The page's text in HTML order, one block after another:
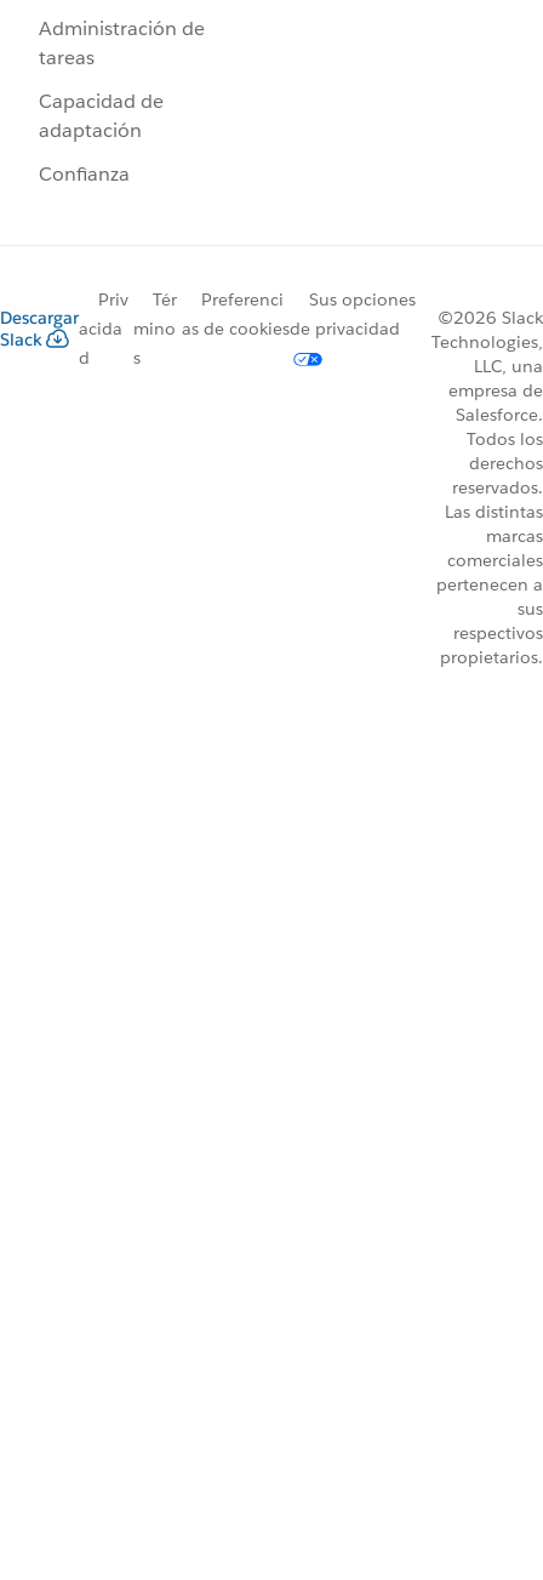
Administración de
tareas
Capacidad de
adaptación
Confianza
Descargar
Slack
Priv
acida
d
Tér
mino
s
Preferenci
as de cookies
Sus opciones
de privacidad
©2026 Slack
Technologies,
LLC, una
empresa de
Salesforce.
Todos los
derechos
reservados.
Las distintas
marcas
comerciales
pertenecen a
sus
respectivos
propietarios.